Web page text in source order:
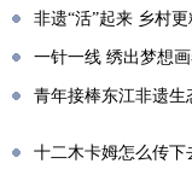
非遗“活”起来 乡村
一针一线 绣出梦想
青年接棒东江非遗生
十二木卡姆怎么传下